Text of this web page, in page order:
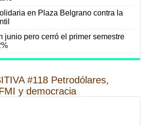
en Plaza Belgrano contra la
junio pero cerró el primer semestre
#118 Petrodólares,
y democracia